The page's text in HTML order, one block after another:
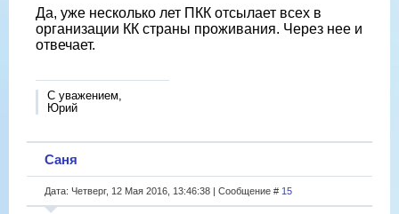
Да, уже несколько лет ПКК отсылает всех в
организации КК страны проживания. Через нее и
отвечает.
С уважением,
Юрий
Саня
Дата: Четверг, 12 Мая 2016, 13:46:38 | Сообщение # 15